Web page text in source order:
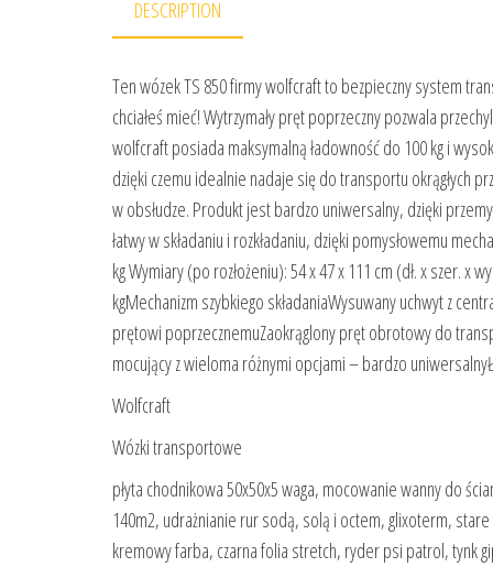
DESCRIPTION
Ten wózek TS 850 firmy wolfcraft to bezpieczny system
chciałeś mieć! Wytrzymały pręt poprzeczny pozwala
wolfcraft posiada maksymalną ładowność do 100 kg i
dzięki czemu idealnie nadaje się do transportu okrągłych
w obsłudze. Produkt jest bardzo uniwersalny, dzięki
łatwy w składaniu i rozkładaniu, dzięki pomysłowemu
kg Wymiary (po rozłożeniu): 54 x 47 x 111 cm (dł. x szer. x
kgMechanizm szybkiego składaniaWysuwany uchwyt z
prętowi poprzecznemuZaokrąglony pręt obrotowy do
mocujący z wieloma różnymi opcjami – bardzo
Wolfcraft
Wózki transportowe
płyta chodnikowa 50x50x5 waga, mocowanie wanny do
140m2, udrażnianie rur sodą, solą i octem, glixoterm,
kremowy farba, czarna folia stretch, ryder psi patrol, tynk